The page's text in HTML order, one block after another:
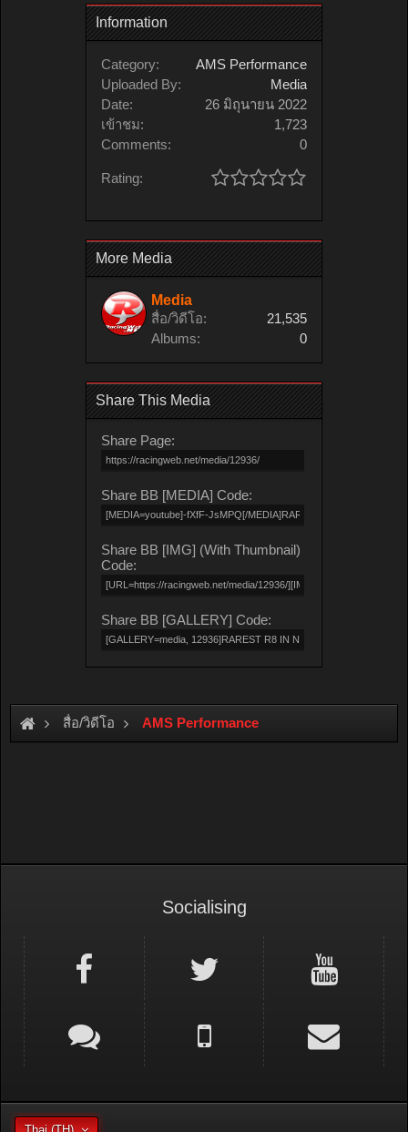
Information
Category:
AMS Performance
Uploaded By:
Media
Date:
26 มิถุนายน 2022
เข้าชม:
1,723
Comments:
0
Rating:
More Media
Media
สื่อ/วิดีโอ:
21,535
Albums:
0
Share This Media
Share Page:
Share BB [MEDIA] Code:
Share BB [IMG] (With Thumbnail)
Code:
Share BB [GALLERY] Code:
สื่อ/วิดีโอ AMS Performance
Socialising